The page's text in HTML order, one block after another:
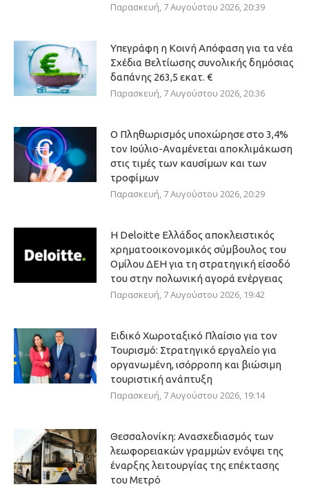
Παρασκευή, 7 Αυγούστου 2026, 20:39
Υπεγράφη η Κοινή Απόφαση για τα νέα
Σχέδια Βελτίωσης συνολικής δημόσιας
δαπάνης 263,5 εκατ. €
Παρασκευή, 7 Αυγούστου 2026, 20:36
Ο Πληθωρισμός υποχώρησε στο 3,4%
τον Ιούλιο-Αναμένεται αποκλιμάκωση
στις τιμές των καυσίμων και των
τροφίμων
Παρασκευή, 7 Αυγούστου 2026, 20:29
Η Deloitte Ελλάδος αποκλειστικός
χρηματοοικονομικός σύμβουλος του
Ομίλου ΔΕΗ για τη στρατηγική είσοδό
του στην πολωνική αγορά ενέργειας
Παρασκευή, 7 Αυγούστου 2026, 19:42
Ειδικό Χωροταξικό Πλαίσιο για τον
Τουρισμό: Στρατηγικό εργαλείο για
οργανωμένη, ισόρροπη και βιώσιμη
τουριστική ανάπτυξη
Παρασκευή, 7 Αυγούστου 2026, 19:14
Θεσσαλονίκη: Ανασχεδιασμός των
λεωφορειακών γραμμών ενόψει της
έναρξης λειτουργίας της επέκτασης
του Μετρό